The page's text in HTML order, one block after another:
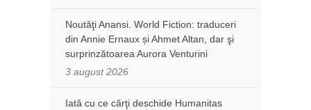
Noutăţi Anansi. World Fiction: traduceri
din Annie Ernaux și Ahmet Altan, dar şi
surprinzătoarea Aurora Venturini
3 august 2026
Iată cu ce cărţi deschide Humanitas